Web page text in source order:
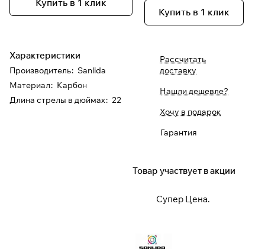
Купить в 1 клик
Характеристики
Производитель: Sanlida
Материал: Карбон
Длина стрелы в дюймах: 22
Купить в 1 клик
Рассчитать
доставку
Нашли дешевле?
Хочу в подарок
Гарантия
Товар участвует в акции
Супер Цена.
При оформлении заказа
Оплачивайте сегодня только25
картой любого банка
% будут
каждые 2 недели
скидки по купонам не